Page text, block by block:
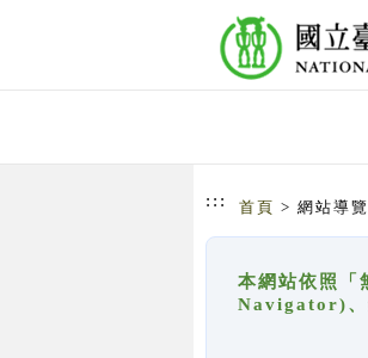
::: 首頁 > 網站導覽
本網站依照「
Navigator)、